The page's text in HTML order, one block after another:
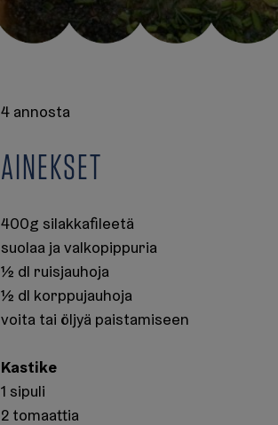
4 annosta
AINEKSET
400g silakkafileetä
suolaa ja valkopippuria
½ dl ruisjauhoja
½ dl korppujauhoja
voita tai öljyä paistamiseen
Kastike
1 sipuli
2 tomaattia